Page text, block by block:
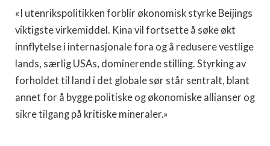
«I utenrikspolitikken forblir økonomisk styrke Beijings
viktigste virkemiddel. Kina vil fortsette å søke økt
innflytelse i internasjonale fora og å redusere vestlige
lands, særlig USAs, dominerende stilling. Styrking av
forholdet til land i det globale sør står sentralt, blant
annet for å bygge politiske og økonomiske allianser og
sikre tilgang på kritiske mineraler.»